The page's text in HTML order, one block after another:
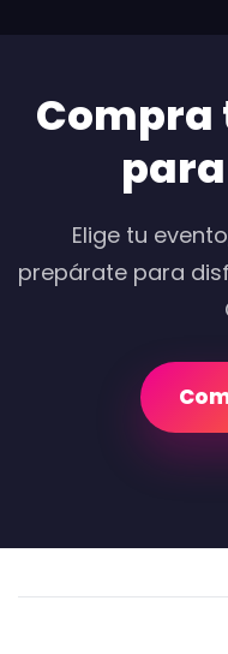
para
Elige tu
prepárate para